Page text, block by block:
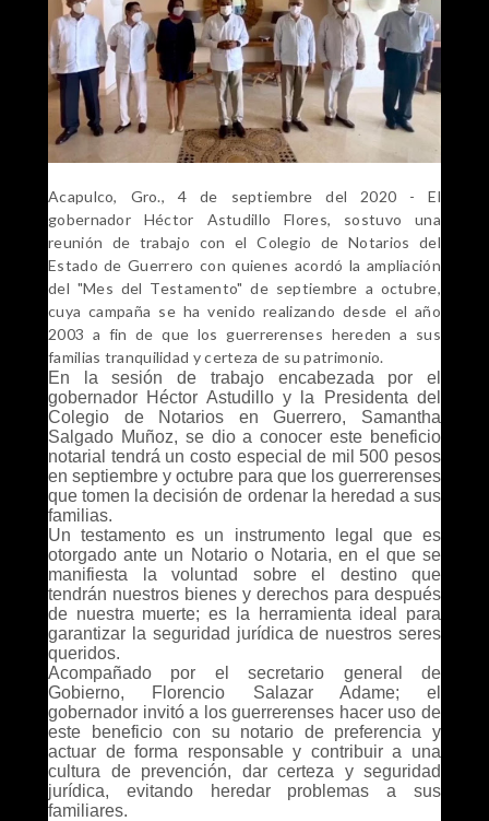
Acapulco, Gro., 4 de septiembre del 2020 - El
gobernador Héctor Astudillo Flores, sostuvo una
reunión de trabajo con el Colegio de Notarios del
Estado de Guerrero con quienes acordó la ampliación
del "Mes del Testamento" de septiembre a octubre,
cuya campaña se ha venido realizando desde el año
2003 a fin de que los guerrerenses hereden a sus
familias tranquilidad y certeza de su patrimonio.
En la sesión de trabajo encabezada por el
gobernador Héctor Astudillo y la Presidenta del
Colegio de Notarios en Guerrero, Samantha
Salgado Muñoz, se dio a conocer este beneficio
notarial tendrá un costo especial de mil 500 pesos
en septiembre y octubre para que los guerrerenses
que tomen la decisión de ordenar la heredad a sus
familias.
Un testamento es un instrumento legal que es
otorgado ante un Notario o Notaria, en el que se
manifiesta la voluntad sobre el destino que
tendrán nuestros bienes y derechos para después
de nuestra muerte; es la herramienta ideal para
garantizar la seguridad jurídica de nuestros seres
queridos.
Acompañado por el secretario general de
Gobierno, Florencio Salazar Adame; el
gobernador invitó a los guerrerenses hacer uso de
este beneficio con su notario de preferencia y
actuar de forma responsable y contribuir a una
cultura de prevención, dar certeza y seguridad
jurídica, evitando heredar problemas a sus
familiares.